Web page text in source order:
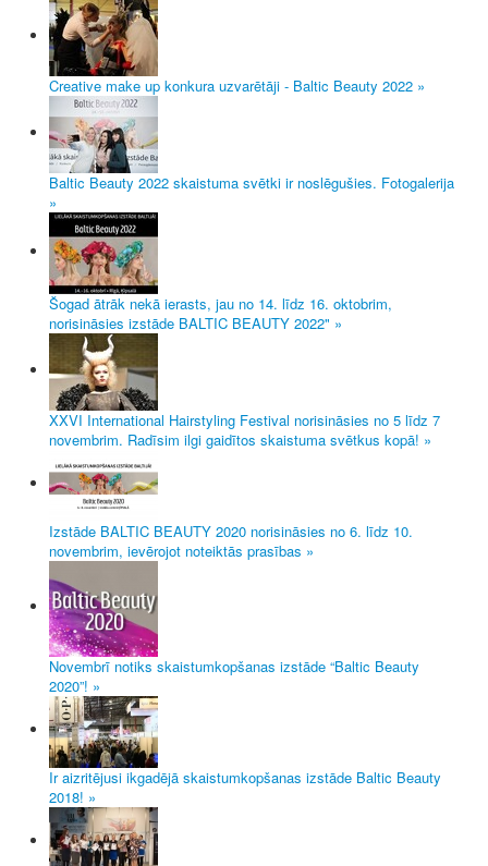
Creative make up konkura uzvarētāji - Baltic Beauty 2022 »
Baltic Beauty 2022 skaistuma svētki ir noslēgušies. Fotogalerija
»
Šogad ātrāk nekā ierasts, jau no 14. līdz 16. oktobrim,
norisināsies izstāde BALTIC BEAUTY 2022" »
XXVI International Hairstyling Festival norisināsies no 5 līdz 7
novembrim. Radīsim ilgi gaidītos skaistuma svētkus kopā! »
Izstāde BALTIC BEAUTY 2020 norisināsies no 6. līdz 10.
novembrim, ievērojot noteiktās prasības »
Novembrī notiks skaistumkopšanas izstāde “Baltic Beauty
2020”! »
Ir aizritējusi ikgadējā skaistumkopšanas izstāde Baltic Beauty
2018! »